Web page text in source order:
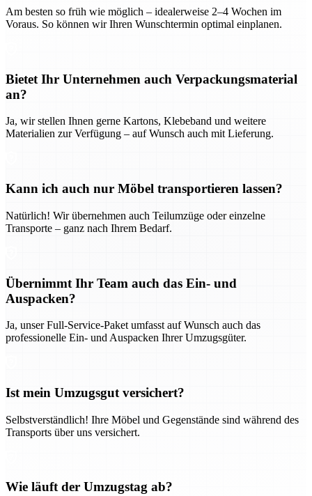
Am besten so früh wie möglich – idealerweise 2–4 Wochen im
Voraus. So können wir Ihren Wunschtermin optimal einplanen.
Bietet Ihr Unternehmen auch Verpackungsmaterial
an?
Ja, wir stellen Ihnen gerne Kartons, Klebeband und weitere
Materialien zur Verfügung – auf Wunsch auch mit Lieferung.
Kann ich auch nur Möbel transportieren lassen?
Natürlich! Wir übernehmen auch Teilumzüge oder einzelne
Transporte – ganz nach Ihrem Bedarf.
Übernimmt Ihr Team auch das Ein- und
Auspacken?
Ja, unser Full-Service-Paket umfasst auf Wunsch auch das
professionelle Ein- und Auspacken Ihrer Umzugsgüter.
Ist mein Umzugsgut versichert?
Selbstverständlich! Ihre Möbel und Gegenstände sind während des
Transports über uns versichert.
Wie läuft der Umzugstag ab?